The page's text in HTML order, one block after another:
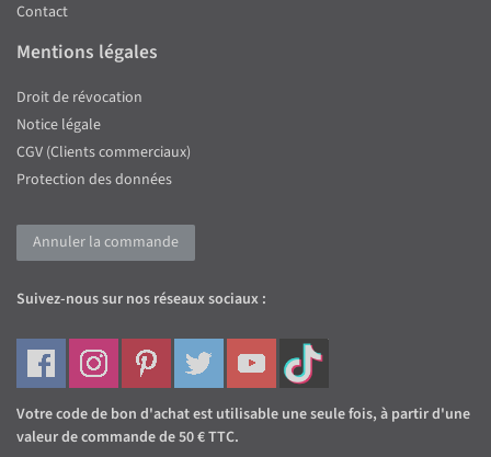
Contact
Mentions légales
Droit de révocation
Notice légale
CGV (Clients commerciaux)
Protection des données
Annuler la commande
Suivez-nous sur nos réseaux sociaux :
Votre code de bon d'achat est utilisable une seule fois, à partir d'une
valeur de commande de 50 € TTC.